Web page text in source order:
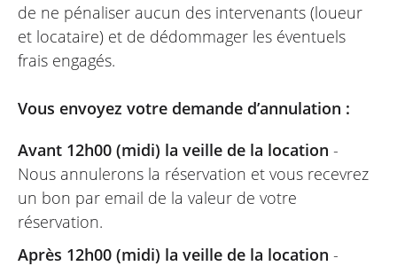
de ne pénaliser aucun des intervenants (loueur
et locataire) et de dédommager les éventuels
frais engagés.
Vous envoyez votre demande d’annulation :
Avant 12h00 (midi) la veille de la location -
Nous annulerons la réservation et vous recevrez
un bon par email de la valeur de votre
réservation.
Après 12h00 (midi) la veille de la location -